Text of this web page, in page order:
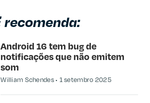
recomenda:
Android 16 tem bug de
notificações que não emitem
som
William Schendes 1 setembro 2025